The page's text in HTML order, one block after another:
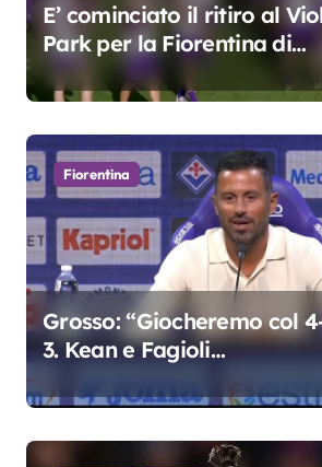
E’ cominciato il ritiro al
Park per la Fiorentina di
Grosso
Fiorentina
Grosso: “Giocheremo col
3. Kean e Fagioli
colpo”